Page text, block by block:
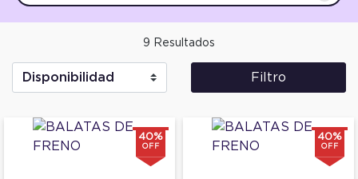
9 Resultados
Filtro
40%
OFF
40%
OFF